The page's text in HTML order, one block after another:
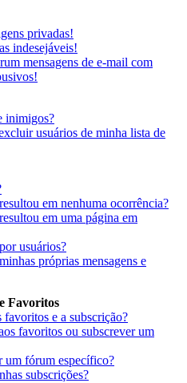
privadas!
indesejáveis!
mensagens de e-mail com
inimigos?
usuários de minha lista de
em nenhuma ocorrência?
em uma página em
usuários?
próprias mensagens e
Favoritos
e a subscrição?
favoritos ou subscrever um
um fórum específico?
subscrições?